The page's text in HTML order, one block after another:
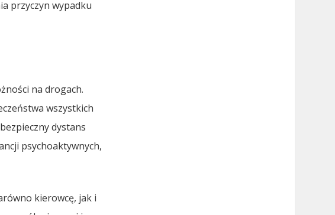
przyczyn wypadku
na drogach.
wszystkich
dystans
psychoaktywnych,
kierowcę, jak i